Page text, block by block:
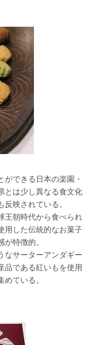
できる日本の楽園・
とは少し異なる食文化
映されている。
王朝時代から食べられ
用した伝統的なお菓子
特徴的。
サーターアンダギー
品である紅いもを使用
ている。